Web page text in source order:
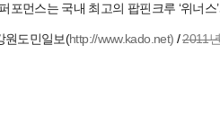
먼스는 국내 최고의 팝핀크루 ‘위너스
원도민일보(http://www.kado.net) /2011